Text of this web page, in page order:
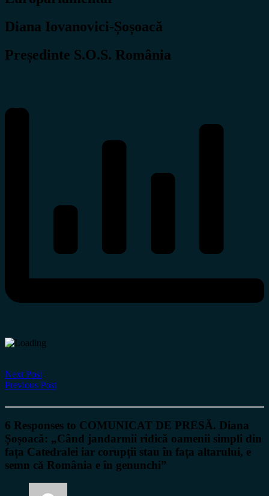
Diana Iovanovici-Șoșoacă
Președinte S.O.S. România
Next Post
Previous Post
6 Responses to COMUNICAT DE PRESĂ. Diana
Șoșoacă: „Când jandarmii ridică oamenii simpli din
fața Catedralei iar corupții stau în fața altarului, e
semn cǎ România e în genunchi”